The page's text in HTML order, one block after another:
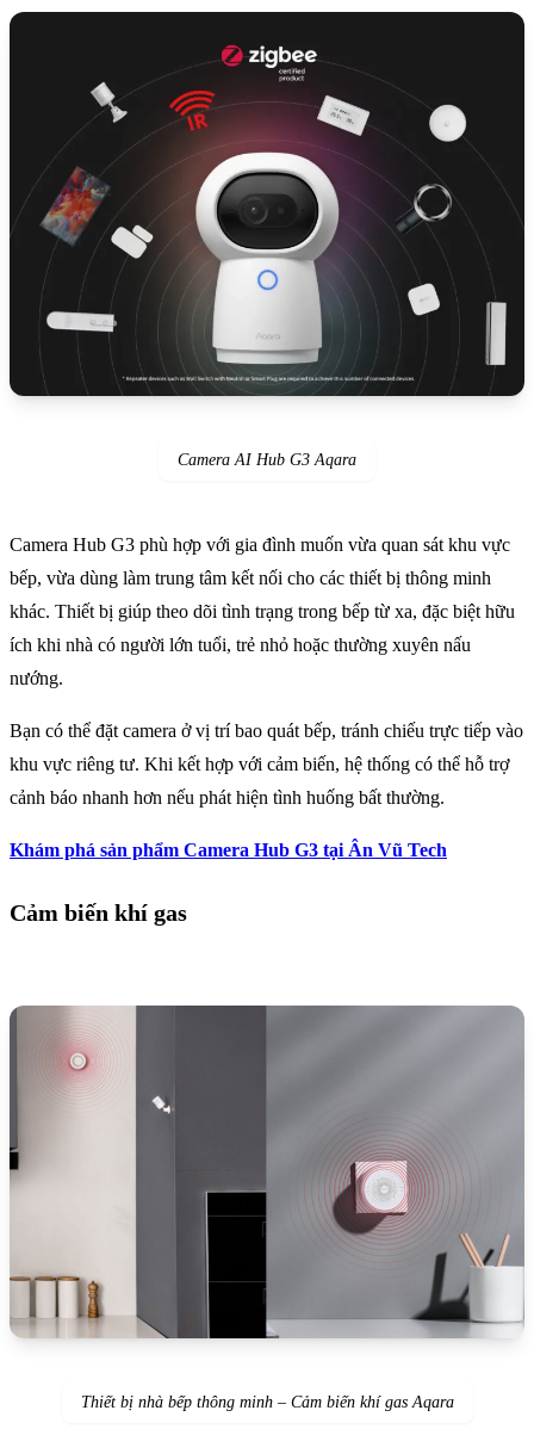
Camera AI Hub G3 Aqara
Camera Hub G3 phù hợp với gia đình muốn vừa quan sát khu vực
bếp, vừa dùng làm trung tâm kết nối cho các thiết bị thông minh
khác. Thiết bị giúp theo dõi tình trạng trong bếp từ xa, đặc biệt hữu
ích khi nhà có người lớn tuổi, trẻ nhỏ hoặc thường xuyên nấu
nướng.
Bạn có thể đặt camera ở vị trí bao quát bếp, tránh chiếu trực tiếp vào
khu vực riêng tư. Khi kết hợp với cảm biến, hệ thống có thể hỗ trợ
cảnh báo nhanh hơn nếu phát hiện tình huống bất thường.
Khám phá sản phẩm Camera Hub G3 tại Ân Vũ Tech
Cảm biến khí gas
Thiết bị nhà bếp thông minh – Cảm biến khí gas Aqara